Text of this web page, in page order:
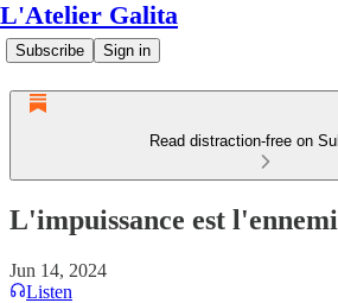
L'Atelier Galita
Subscribe Sign in
Read distraction-free on
L'impuissance est
Jun 14, 2024
Listen